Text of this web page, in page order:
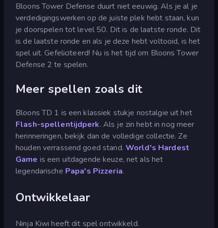
Bloons Tower Defense duurt niet eeuwig. Als je al je
verdedigingswerken op de juiste plek hebt staan, kun
je doorspelen tot level 50. Dit is de laatste ronde. Dit
is de laatste ronde en als je deze hebt voltooid, is het
spel uit. Gefeliciteerd! Nu is het tijd om Bloons Tower
Defense 2 te spelen.
Meer spellen zoals dit
Bloons TD 1 is een klassiek stukje nostalgie uit het
Flash-spellentijdperk. Als je zin hebt in nog meer
herinneringen, bekijk dan de volledige collectie. Ze
houden verrassend goed stand. World's Hardest
Game is een uitdagende keuze, net als het
legendarische Papa's Pizzeria.
Ontwikkelaar
Ninja Kiwi heeft dit spel ontwikkeld.